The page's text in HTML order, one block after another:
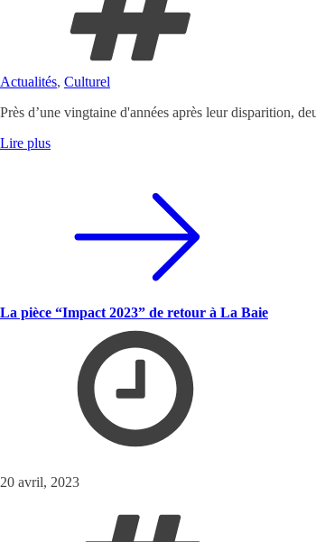
Actualités, Culturel
Près d’une vingtaine d'années après leur disparition,
Lire plus
La pièce “Impact 2023” de retour à La Baie
20 avril, 2023